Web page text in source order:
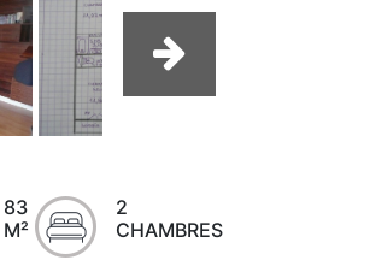
83
M²
2
CHAMBRES